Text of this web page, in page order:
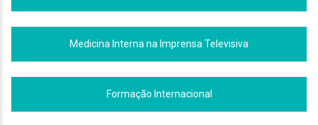
Medicina Interna na Imprensa Televisiva
Formação Internacional